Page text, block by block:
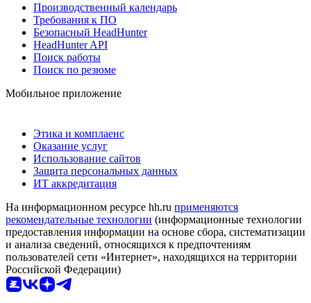
Производственный календарь
Требования к ПО
Безопасный HeadHunter
HeadHunter API
Поиск работы
Поиск по резюме
Мобильное приложение
Этика и комплаенс
Оказание услуг
Использование сайтов
Защита персональных данных
ИТ аккредитация
На информационном ресурсе hh.ru применяются
рекомендательные технологии (информационные технологии
предоставления информации на основе сбора, систематизации
и анализа сведений, относящихся к предпочтениям
пользователей сети «Интернет», находящихся на территории
Российской Федерации)